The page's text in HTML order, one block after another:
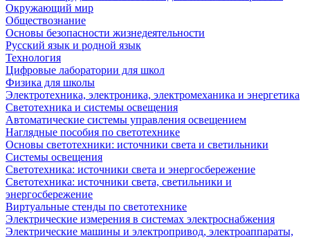
Окружающий мир
Обществознание
Основы безопасности жизнедеятельности
Русский язык и родной язык
Технология
Цифровые лаборатории для школ
Физика для школы
Электротехника, электроника, электромеханика и энергетика
Светотехника и системы освещения
Автоматические системы управления освещением
Наглядные пособия по светотехнике
Основы светотехники: источники света и светильники
Системы освещения
Светотехника: источники света и энергосбережение
Светотехника: источники света, светильники и
энергосбережение
Виртуальные стенды по светотехнике
Электрические измерения в системах электроснабжения
Электрические машины и электропривод, электроаппараты,